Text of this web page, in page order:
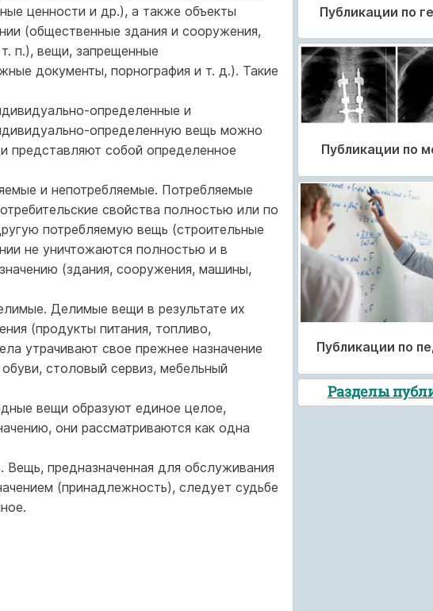
ценности и др.), а также объекты
(общественные здания и сооружения,
п.), вещи, запрещенные
документы, порнография и т. д.). Такие
определенные и
определенную вещь можно
представляют собой определенное
и непотребляемые. Потребляемые
свойства полностью или по
потребляемую вещь (строительные
не уничтожаются полностью и в
(здания, сооружения, машины,
Делимые вещи в результате их
(продукты питания, топливо,
утрачивают свое прежнее назначение
столовый сервиз, мебельный
вещи образуют единое целое,
они рассматриваются как одна
предназначенная для обслуживания
(принадлежность), следует судьбе
Публикации по
Публикации по
Публикации по
Разделы